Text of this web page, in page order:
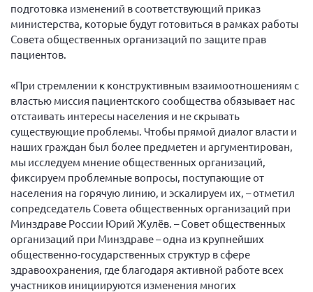
Пятый съезд
Шестой съезд
ОФ «Фонд содействия больным рассеянным
склерозом»
Новости: Казахстан
Письма и официальные ответы
Нормативно-правовые документы
Методическая литература для НКО
Публичные отчеты
Исследования, аналитика, мнения
Всероссийская онлайн конференция
"Рассеянный склероз. XX лет работы
ОООИБРС" (25-29.08.2020)
Всероссийская конференция-тренинг
"Рассеянный склероз: новые реалии" (26-
подготовка изменений в соответствующий приказ
министерства, которые будут готовиться в рамках работы
Совета общественных организаций по защите прав
пациентов.
«При стремлении к конструктивным взаимоотношениям с
властью миссия пациентского сообщества обязывает нас
отстаивать интересы населения и не скрывать
существующие проблемы. Чтобы прямой диалог власти и
наших граждан был более предметен и аргументирован,
мы исследуем мнение общественных организаций,
фиксируем проблемные вопросы, поступающие от
населения на горячую линию, и эскалируем их, – отметил
сопредседатель Совета общественных организаций при
Минздраве России Юрий Жулёв. – Совет общественных
организаций при Минздраве – одна из крупнейших
общественно-государственных структур в сфере
здравоохранения, где благодаря активной работе всех
участников инициируются изменения многих